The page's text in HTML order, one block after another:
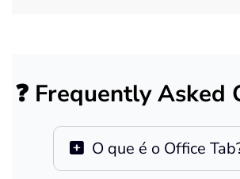
❓ Frequently Asked
O que é o Office